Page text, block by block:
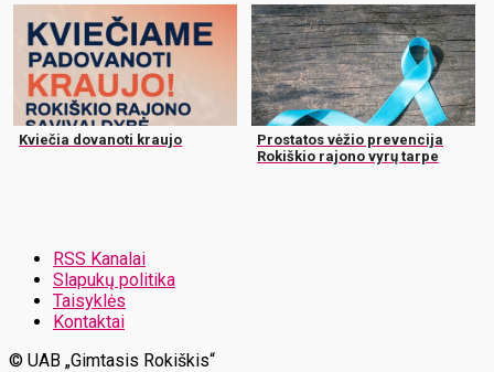
Kviečia dovanoti kraujo
Prostatos vėžio prevencija
Rokiškio rajono vyrų tarpe
RSS Kanalai
Slapukų politika
Taisyklės
Kontaktai
© UAB „Gimtasis Rokiškis“